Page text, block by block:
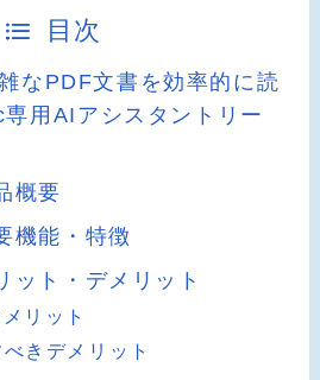
目次
なPDF文書を効率的に読
用AIアシスタントリー
概要
機能・特徴
ット・デメリット
リット
きデメリット